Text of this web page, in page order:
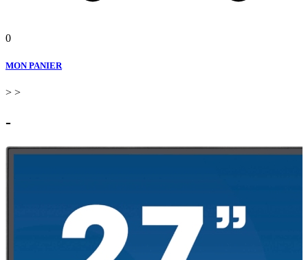
0
MON PANIER
> >
-